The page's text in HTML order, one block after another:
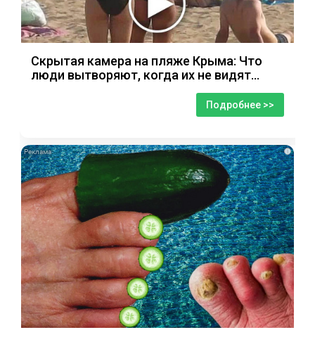
Скрытая камера на пляже Крыма: Что
люди вытворяют, когда их не видят...
Подробнее >>
i